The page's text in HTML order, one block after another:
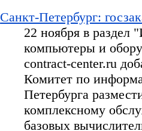
Санкт-Петербург:
22 ноября в раздел
компьютеры и
contract-center.ru
Комитет по
Петербурга
комплексному
базовых